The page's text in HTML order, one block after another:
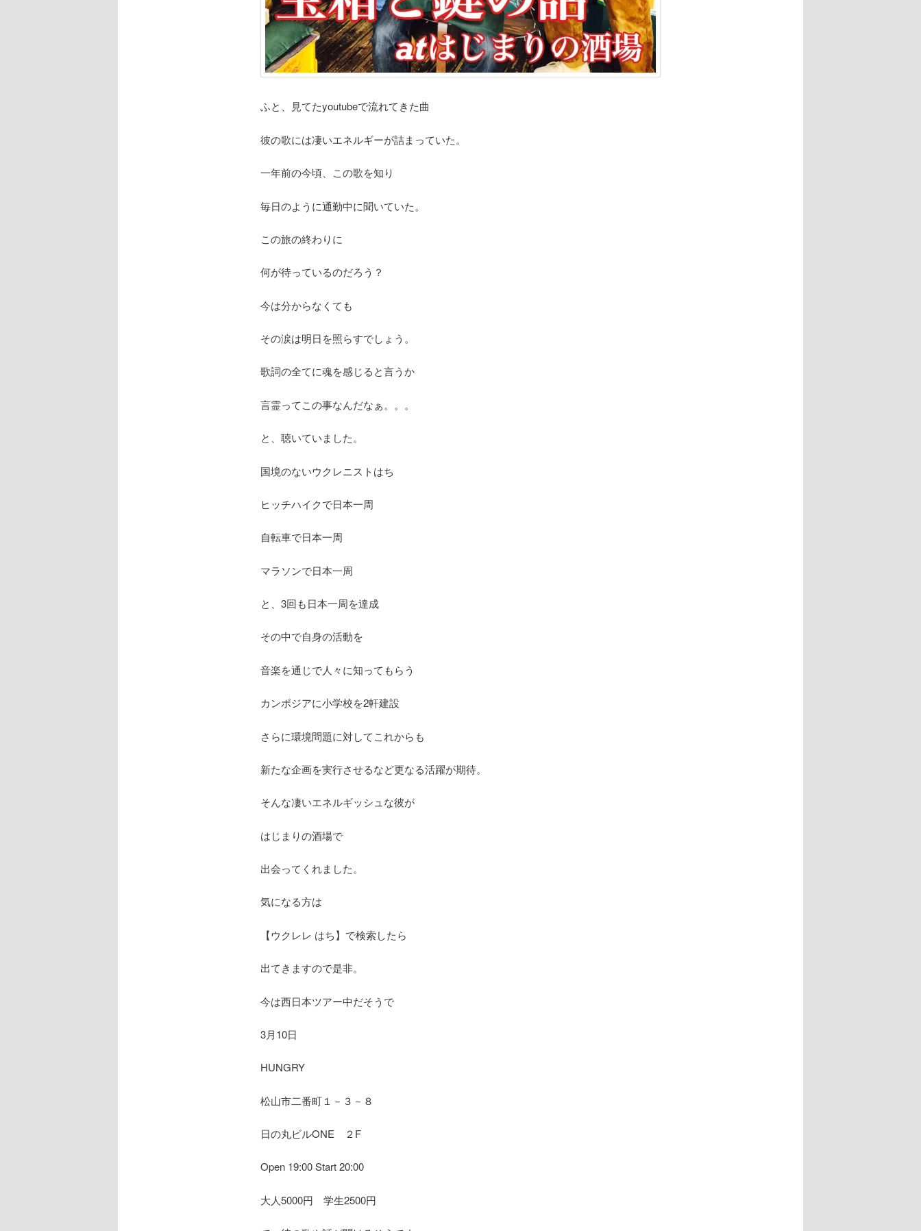
ふと、見てたyoutubeで流れてきた曲
彼の歌には凄いエネルギーが詰まっていた。
一年前の今頃、この歌を知り
毎日のように通勤中に聞いていた。
この旅の終わりに
何が待っているのだろう？
今は分からなくても
その涙は明日を照らすでしょう。
歌詞の全てに魂を感じると言うか
言霊ってこの事なんだなぁ。。。
と、聴いていました。
国境のないウクレニストはち
ヒッチハイクで日本一周
自転車で日本一周
マラソンで日本一周
と、3回も日本一周を達成
その中で自身の活動を
音楽を通じで人々に知ってもらう
カンボジアに小学校を2軒建設
さらに環境問題に対してこれからも
新たな企画を実行させるなど更なる活躍が期待。
そんな凄いエネルギッシュな彼が
はじまりの酒場で
出会ってくれました。
気になる方は
【ウクレレ はち】で検索したら
出てきますので是非。
今は西日本ツアー中だそうで
3月10日
HUNGRY
松山市二番町１－３－８
日の丸ビルONE ２F
Open 19:00 Start 20:00
大人5000円 学生2500円